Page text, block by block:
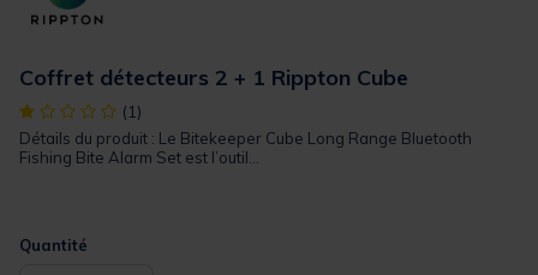
Coffret détecteurs 2 + 1 Rippton Cube
[object Object] out of 5 Customer Rating
(1)
Détails du produit : Le Bitekeeper Cube Long Range Bluetooth
Fishing Bite Alarm Set est l’outil...
Quantité